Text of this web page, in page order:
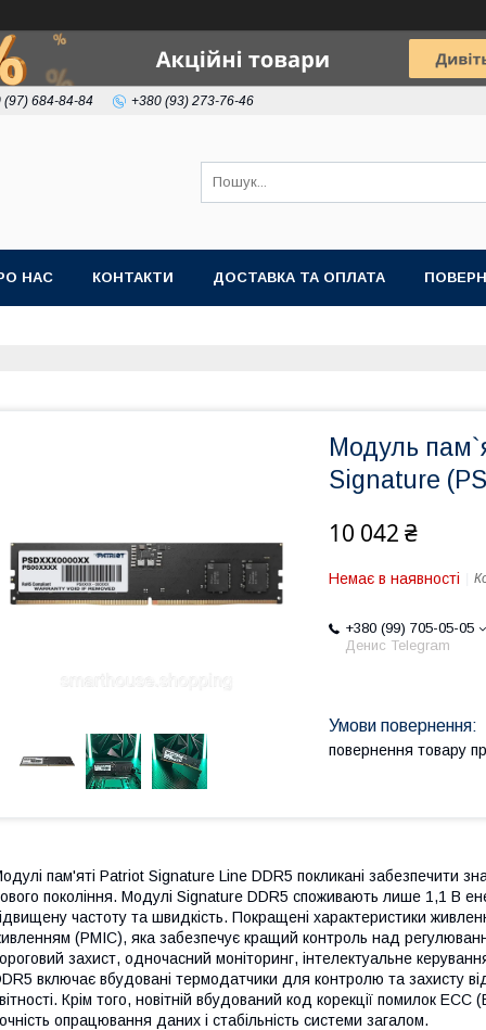
(97) 684-84-84 +380 (93) 273-76-46
НАС КОНТАКТИ ДОСТАВКА ТА ОПЛАТА
Модуль
Signature
10 042 ₴
Немає в наявності
+380 (99) 705-05-05
Денис Telegram
повернення товару
пам'яті Patriot Signature Line DDR5 покликані забезпечити
покоління. Модулі Signature DDR5 споживають лише 1,1 В
частоту та швидкість. Покращені характеристики
(PMIC), яка забезпечує кращий контроль над
захист, одночасний моніторинг, інтелектуальне
включає вбудовані термодатчики для контролю та захисту
Крім того, новітній вбудований код корекції помилок
опрацювання даних і стабільність системи загалом.